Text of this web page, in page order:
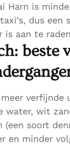
Harn is
dus een
is aan te raden
beste
verfijnde
water, wit
(een soort
en minder